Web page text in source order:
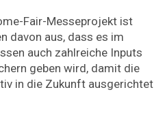
Fair-Messeprojekt ist
davon aus, dass es im
auch zahlreiche Inputs
geben wird, damit die
in die Zukunft ausgerichtet